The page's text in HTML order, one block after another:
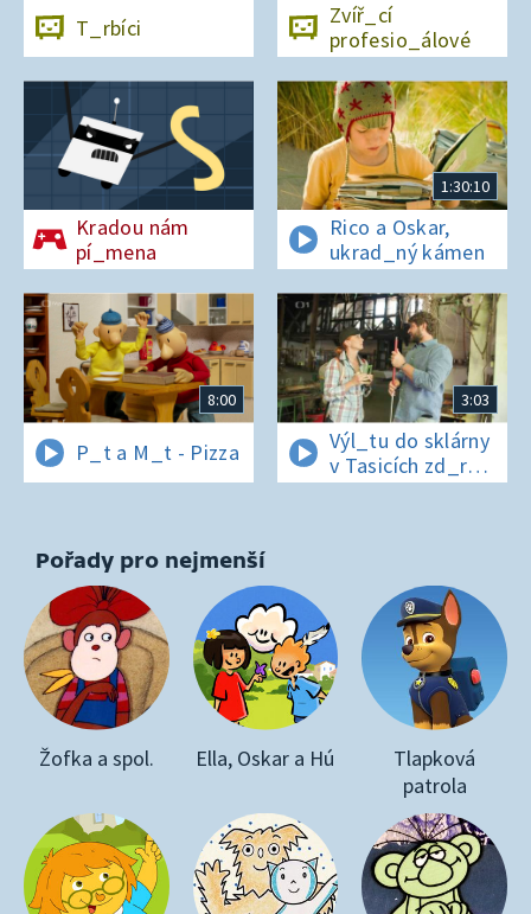
T_rbíci
Zvíř_cí
profesio_álové
Kradou nám
pí_mena
1:30:10
Rico a Oskar,
ukrad_ný kámen
8:00
P_t a M_t - Pizza
3:03
Výl_tu do sklárny
v Tasicích zd_r
a Čern_bílovi
Pořady pro nejmenší
Žofka a spol. Ella, Oskar a Hú
Tlapková
patrola